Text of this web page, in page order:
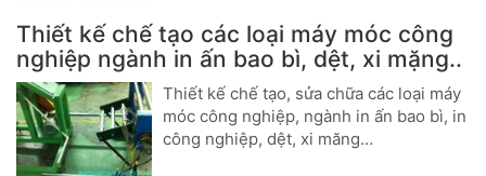
Thiết kế chế tạo các loại máy móc công
nghiệp ngành in ấn bao bì, dệt, xi mặng..
Thiết kế chế tạo, sửa chữa các loại máy
móc công nghiệp, ngành in ấn bao bì, in
công nghiệp, dệt, xi măng…